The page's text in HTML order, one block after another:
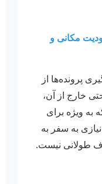
مکانی و
پرونده‌ها از
خارج از آن،
به ویژه برای
به سفر به
طولانی نیست.